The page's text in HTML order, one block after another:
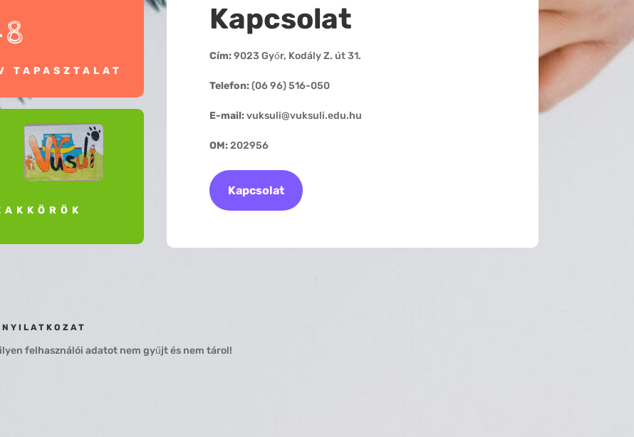
TAPASZTALAT
Kapcsolat
Cím:9023 Győr, Kodály Z. út 31.
Telefon:(06 96) 516-050
E-mail:vuksuli@vuksuli.edu.hu
OM:202956
Kapcsolat
felhasználói adatot nem gyűjt és nem tárol!